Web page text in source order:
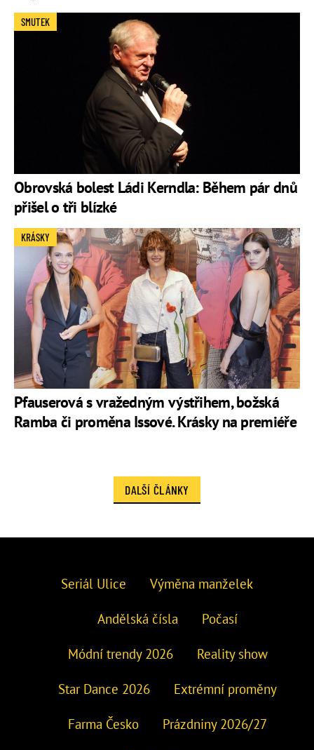
Obrovská bolest Ládi Kerndla: Během pár dnů
přišel o tři blízké
SMUTEK
Pfauserová s vražedným výstřihem, božská
Ramba či proměna Issové. Krásky na premiéře
KRÁSKY
DALŠÍ ČLÁNKY
Seriál Ulice Výměna manželek
Andělská čísla Počasí
Módní trendy 2026 Reality show
Star Dance 2026 Extrémní proměny
Farma Česko Prázdniny 2026/27